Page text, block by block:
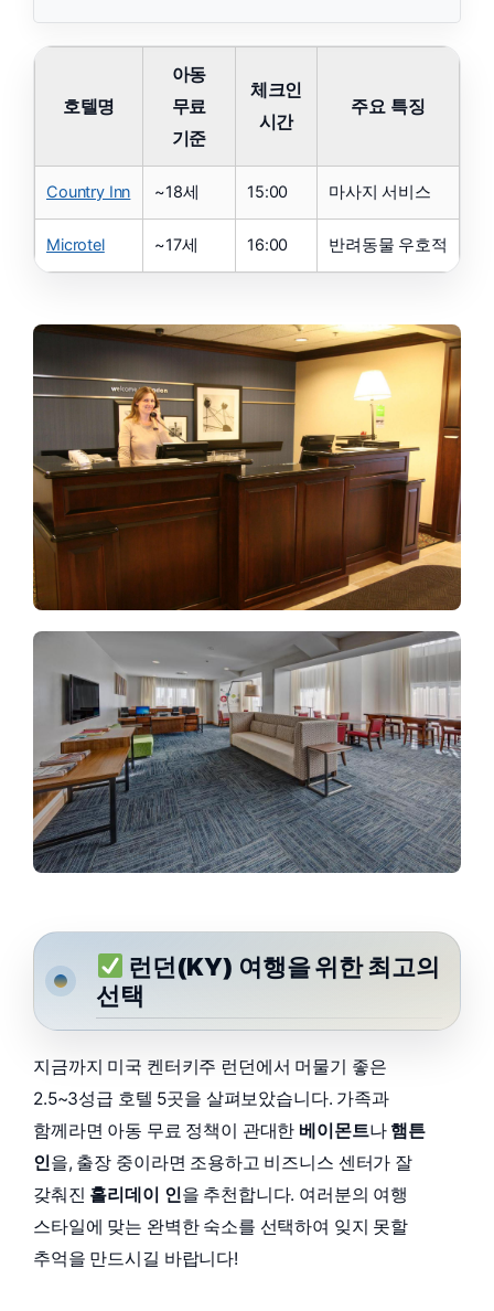
호텔명
아동
무료
기준
체크인
시간
주요 특징
Country Inn ~18세 15:00 마사지 서비스
Microtel ~17세 16:00 반려동물 우호적
런던(KY) 여행을 위한 최고의
선택
지금까지 미국 켄터키주 런던에서 머물기 좋은
2.5~3성급 호텔 5곳을 살펴보았습니다. 가족과
함께라면 아동 무료 정책이 관대한 베이몬트나 햄튼
인을, 출장 중이라면 조용하고 비즈니스 센터가 잘
갖춰진 홀리데이 인을 추천합니다. 여러분의 여행
스타일에 맞는 완벽한 숙소를 선택하여 잊지 못할
추억을 만드시길 바랍니다!